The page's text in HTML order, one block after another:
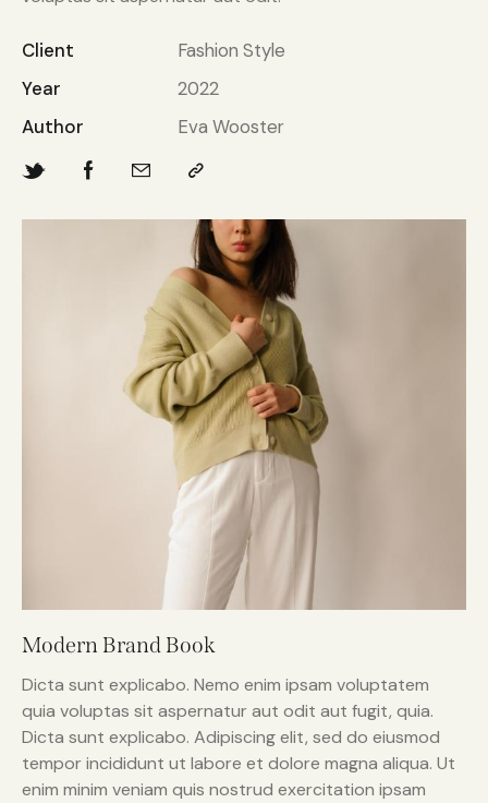
Client
Fashion Style
Year
2022
Author
Eva Wooster
Modern Brand Book
Dicta sunt explicabo. Nemo enim ipsam voluptatem
quia voluptas sit aspernatur aut odit aut fugit, quia.
Dicta sunt explicabo. Adipiscing elit, sed do eiusmod
tempor incididunt ut labore et dolore magna aliqua. Ut
enim minim veniam quis nostrud exercitation ipsam